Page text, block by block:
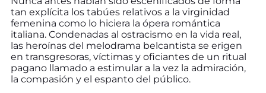
tan explícita los tabúes relativos a la virginidad
femenina como lo hiciera la ópera romántica
italiana. Condenadas al ostracismo en la vida real,
las heroínas del melodrama belcantista se erigen
en transgresoras, víctimas y oficiantes de un ritual
pagano llamado a estimular a la vez la admiración,
la compasión y el espanto del público.